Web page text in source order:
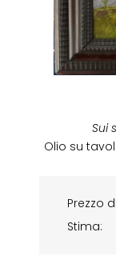
Sui
Olio su
Prezzo
Stima: